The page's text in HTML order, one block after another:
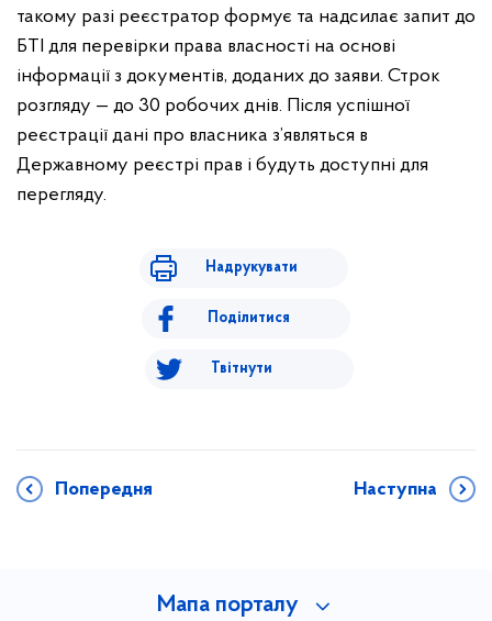
такому разі реєстратор формує та надсилає запит до
БТІ для перевірки права власності на основі
інформації з документів, доданих до заяви. Строк
розгляду — до 30 робочих днів. Після успішної
реєстрації дані про власника з’являться в
Державному реєстрі прав і будуть доступні для
перегляду.
Надрукувати
Поділитися
Твітнути
Попередня Наступна
Мапа порталу